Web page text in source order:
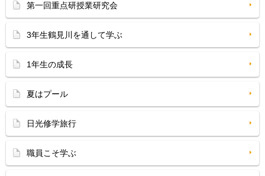
第一回重点研授業研究会
3年生鶴見川を通して学ぶ
1年生の成長
夏はプール
日光修学旅行
職員こそ学ぶ